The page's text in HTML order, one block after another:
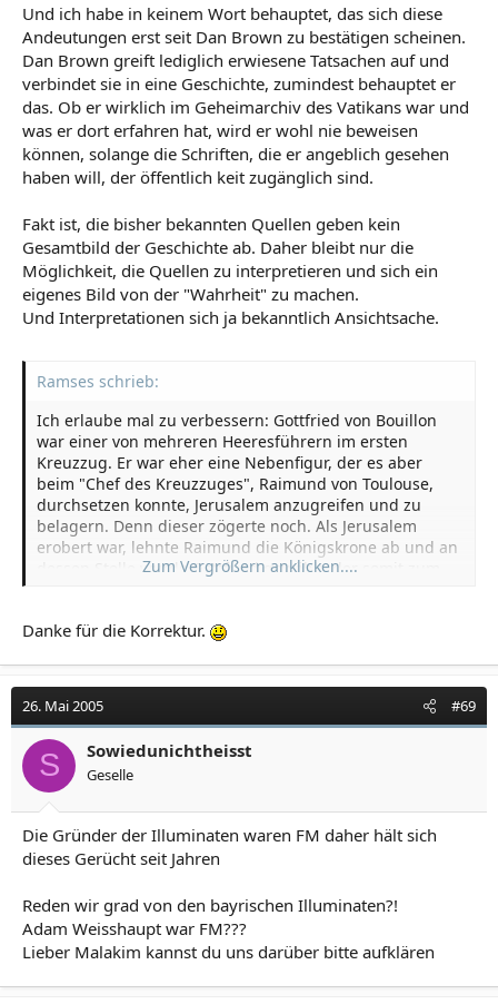
Und ich habe in keinem Wort behauptet, das sich diese
Andeutungen erst seit Dan Brown zu bestätigen scheinen.
Dan Brown greift lediglich erwiesene Tatsachen auf und
verbindet sie in eine Geschichte, zumindest behauptet er
das. Ob er wirklich im Geheimarchiv des Vatikans war und
was er dort erfahren hat, wird er wohl nie beweisen
können, solange die Schriften, die er angeblich gesehen
haben will, der öffentlich keit zugänglich sind.
Fakt ist, die bisher bekannten Quellen geben kein
Gesamtbild der Geschichte ab. Daher bleibt nur die
Möglichkeit, die Quellen zu interpretieren und sich ein
eigenes Bild von der "Wahrheit" zu machen.
Und Interpretationen sich ja bekanntlich Ansichtsache.
Ramses schrieb:
Ich erlaube mal zu verbessern: Gottfried von Bouillon
war einer von mehreren Heeresführern im ersten
Kreuzzug. Er war eher eine Nebenfigur, der es aber
beim "Chef des Kreuzzuges", Raimund von Toulouse,
durchsetzen konnte, Jerusalem anzugreifen und zu
belagern. Denn dieser zögerte noch. Als Jerusalem
erobert war, lehnte Raimund die Königskrone ab und an
dessen Stelle wurde Gottfried gewählt, der somit zum
König krönen, sondern ernannte sich zum "Beschützer
Die Templer wurden gegen 1118/19 von Hugo von
Payens und 8 anderen Rittern gegründet, knapp 20
Jahre nach dem erfolgreichen Ende des ersten
Kreuzzuges. Innerhalb von 10 Jahren wuchs der Orden
Hauptquartier ausgebaut. Der Neffe eines
Gründungsmitgliedes, der Abt Bernhard von Clairvaux,
1127 die Zahl an Schenkungen an den Orden stetig zu,
unter anderem Ländereien in ganz Europa.
Zum Vergrößern anklicken....
Danke für die Korrektur.
26. Mai 2005 #69
S Sowiedunichtheisst
Geselle
Die Gründer der Illuminaten waren FM daher hält sich
dieses Gerücht seit Jahren
Reden wir grad von den bayrischen Illuminaten?!
Adam Weisshaupt war FM???
Lieber Malakim kannst du uns darüber bitte aufklären